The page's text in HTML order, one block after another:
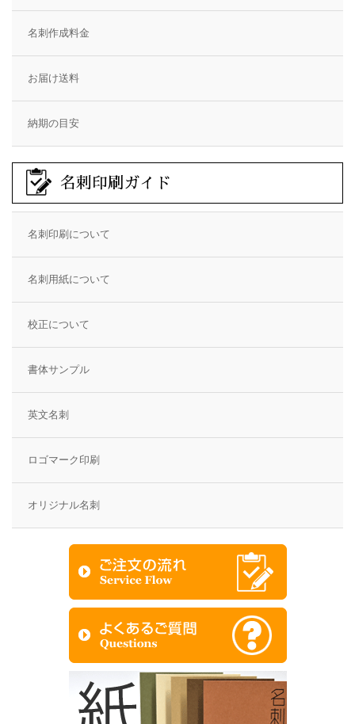
名刺作成料金
お届け送料
納期の目安
名刺印刷ガイド
名刺印刷について
名刺用紙について
校正について
書体サンプル
英文名刺
ロゴマーク印刷
オリジナル名刺